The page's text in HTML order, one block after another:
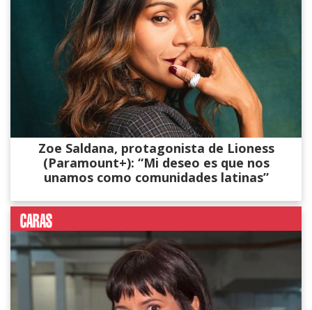
Zoe Saldana, protagonista de Lioness
(Paramount+): “Mi deseo es que nos
unamos como comunidades latinas”